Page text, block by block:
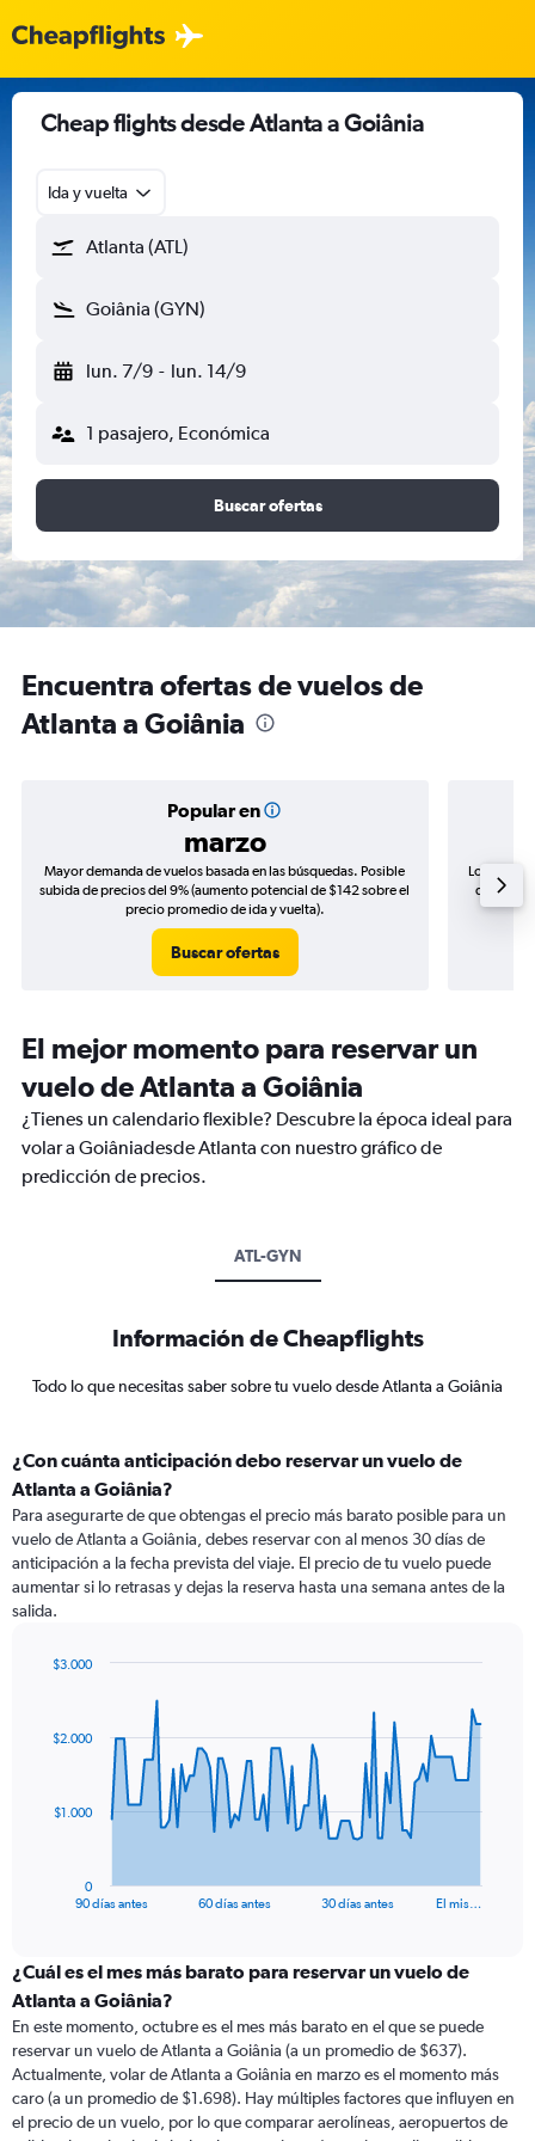
Cheap flights desde Atlanta a Goiânia
Ida y vuelta
Atlanta (ATL)
Goiânia (GYN)
lun. 7/9 - lun. 14/9
1 pasajero, Económica
Buscar ofertas
Encuentra ofertas de vuelos de
Atlanta a Goiânia
Popular en
marzo
Mayor demanda de vuelos basada en las búsquedas. Posible
subida de precios del 9% (aumento potencial de $142 sobre el
precio promedio de ida y vuelta).
Buscar ofertas
Los
de
El mejor momento para reservar un
vuelo de Atlanta a Goiânia
¿Tienes un calendario flexible? Descubre la época ideal para
volar a Goiâniadesde Atlanta con nuestro gráfico de
predicción de precios.
ATL-GYN
Información de Cheapflights
Todo lo que necesitas saber sobre tu vuelo desde Atlanta a Goiânia
¿Con cuánta anticipación debo reservar un vuelo de
Atlanta a Goiânia?
Para asegurarte de que obtengas el precio más barato posible para un
vuelo de Atlanta a Goiânia, debes reservar con al menos 30 días de
anticipación a la fecha prevista del viaje. El precio de tu vuelo puede
aumentar si lo retrasas y dejas la reserva hasta una semana antes de la
salida.
data
The
categories.
Range:
categories.
The
chart
has
1
90 días antes 60 días antes 30 días antes El mis…
0
$1.000
$2.000
$3.000
¿Cuál es el mes más barato para reservar un vuelo de
Atlanta a Goiânia?
En este momento, octubre es el mes más barato en el que se puede
reservar un vuelo de Atlanta a Goiânia (a un promedio de $637).
Actualmente, volar de Atlanta a Goiânia en marzo es el momento más
caro (a un promedio de $1.698). Hay múltiples factores que influyen en
el precio de un vuelo, por lo que comparar aerolíneas, aeropuertos de